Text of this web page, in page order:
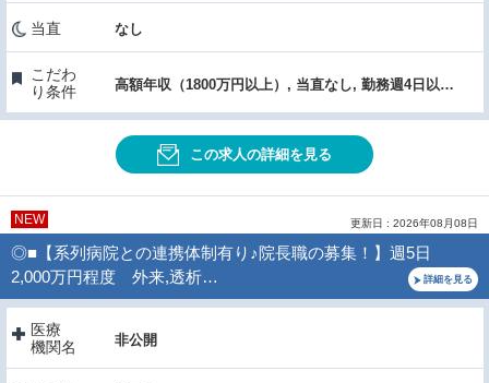
当直 なし
こだわ
り条件
高額年収（1800万円以上）, 当直なし, 勤務週4日以下, 駅チカ・通勤便利
この求人の詳細を見る
NEW 更新日 : 2026年08月08日
◎■【系列病院との連携体制有り♪院長職の募集！】週5日
2,000万円程度 外来,透析…
詳細を見る
医療
機関名
非公開